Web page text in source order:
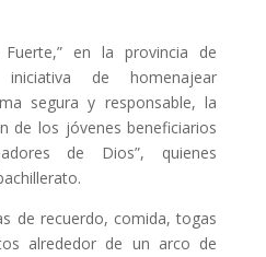
en la provincia de
de homenajear
segura y responsable, la
de los jóvenes beneficiarios
de Dios”, quienes
de recuerdo, comida, togas
alrededor de un arco de